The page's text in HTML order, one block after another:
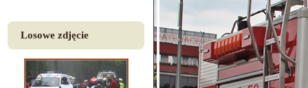
Losowe zdjęcie